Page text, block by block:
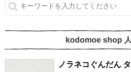
kodomoe shop